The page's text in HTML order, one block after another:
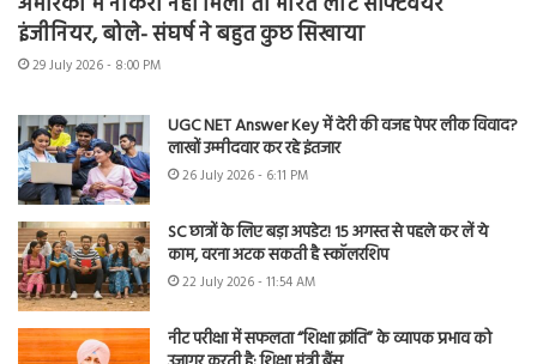
इंजीनियर, बोले- संघर्ष ने बहुत कुछ सिखाया
29 July 2026 - 8:00 PM
UGC NET Answer Key में देरी की वजह पेपर लीक विवाद?
लाखों उम्मीदवार कर रहे इंतजार
26 July 2026 - 6:11 PM
SC छात्रों के लिए बड़ा अपडेट! 15 अगस्त से पहले कर लें ये
काम, वरना अटक सकती है स्कॉलरशिप
22 July 2026 - 11:54 AM
नीट परीक्षा में सफलता “शिक्षा क्रांति” के व्यापक प्रभाव को